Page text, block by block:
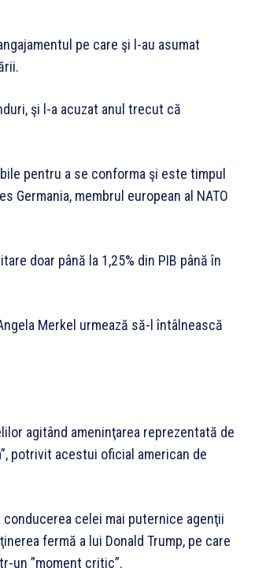
pe care şi l-au asumat
şi l-a acuzat anul trecut că
pentru a se conforma şi este timpul
Germania, membrul european al NATO
doar până la 1,25% din PIB până în
Merkel urmează să-l întâlnească
agitând ameninţarea reprezentată de
potrivit acestui oficial american de
celei mai puternice agenţii
fermă a lui Donald Trump, pe care
un ”moment critic”.